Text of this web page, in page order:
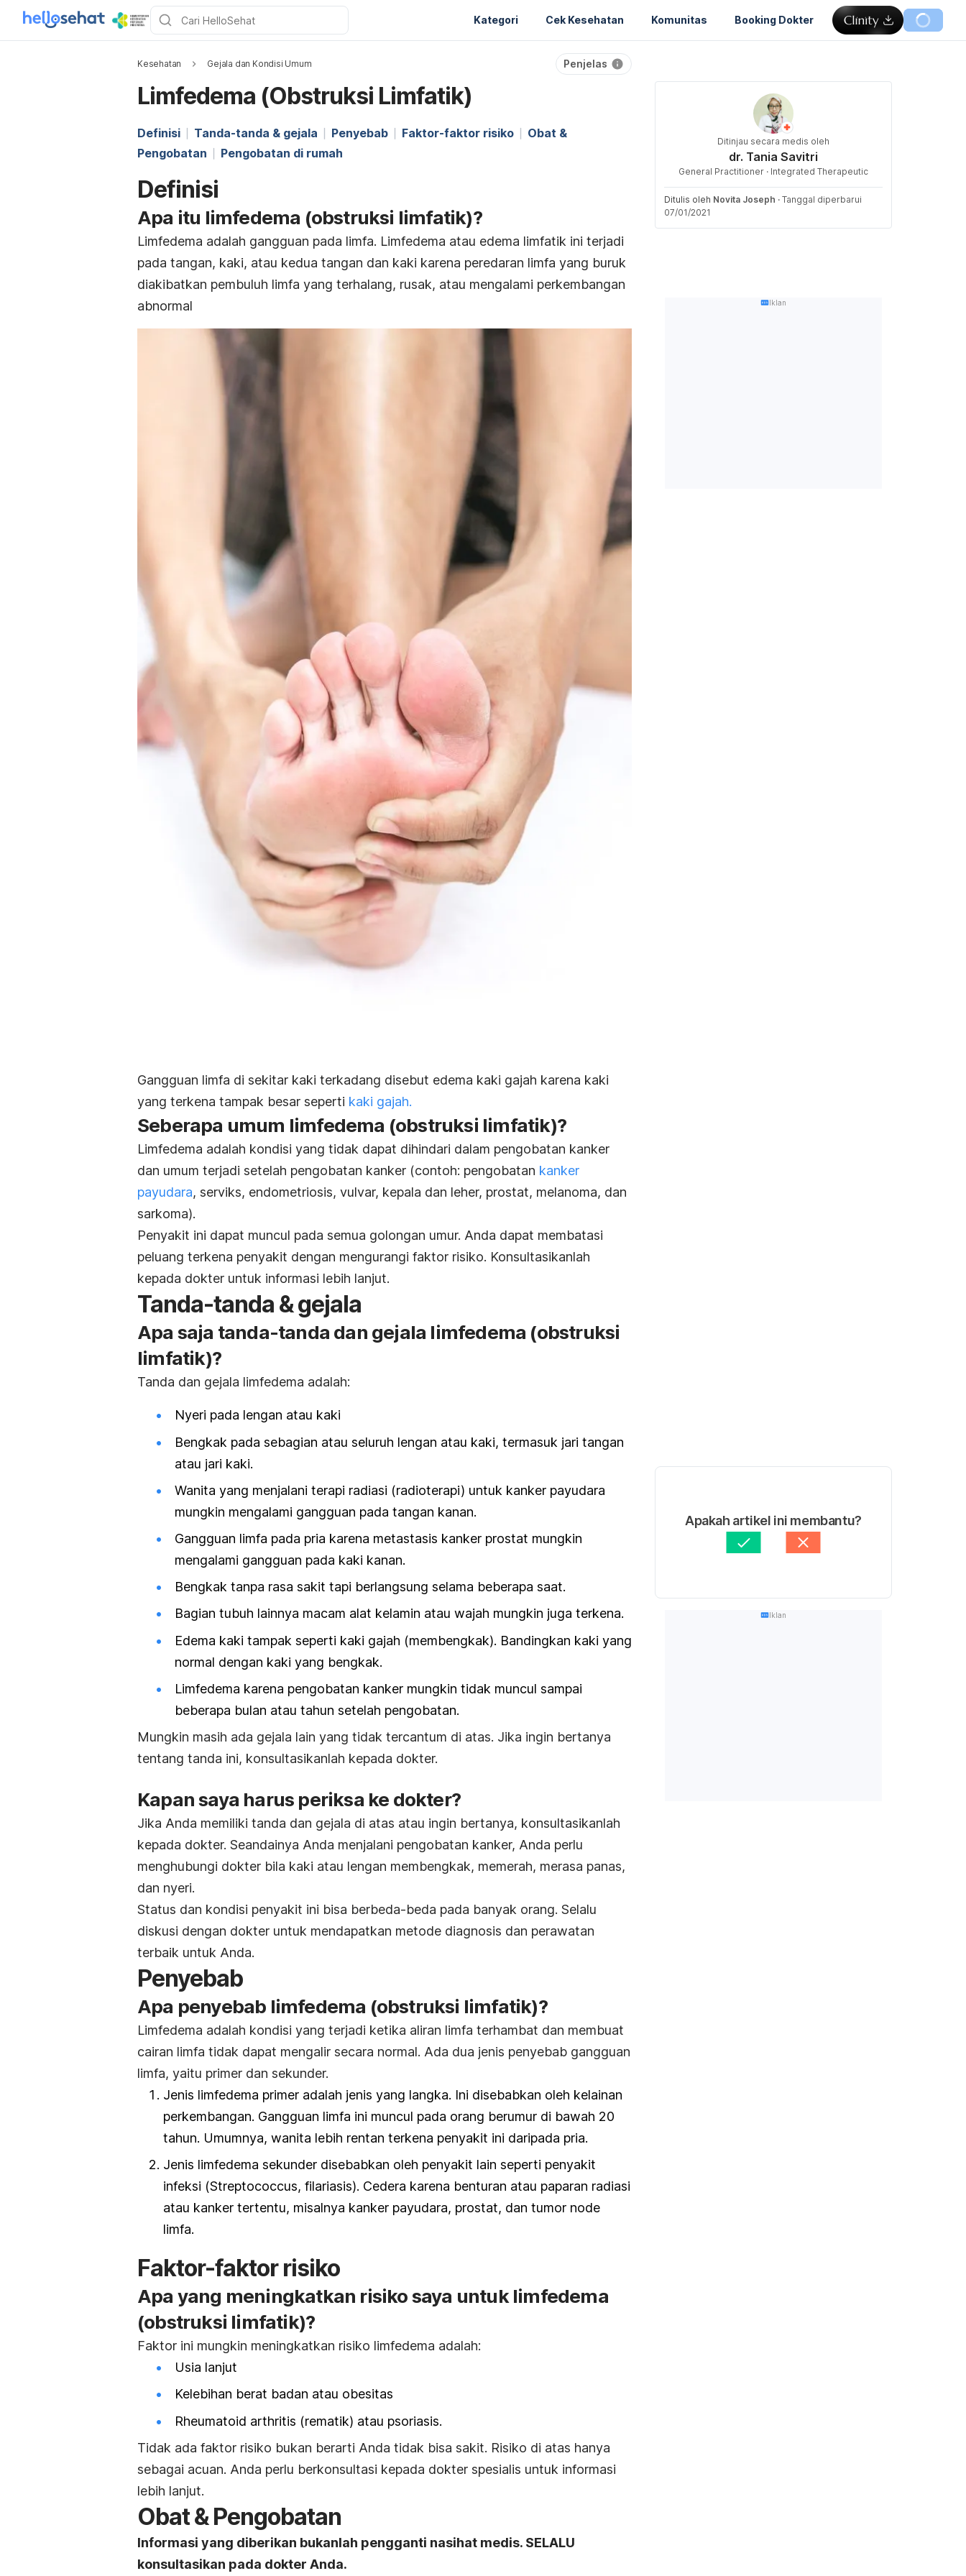
Kategori Cek Kesehatan Komunitas Booking Dokter
Kesehatan Gejala dan Kondisi Umum Penjelas
Limfedema (Obstruksi Limfatik)
Definisi Tanda-tanda & gejala Penyebab Faktor-faktor risiko
Obat &
Pengobatan
Pengobatan di rumah
Definisi
Apa itu limfedema (obstruksi limfatik)?
Limfedema adalah gangguan pada limfa. Limfedema atau edema limfatik ini terjadi
pada tangan, kaki, atau kedua tangan dan kaki karena peredaran limfa yang buruk
diakibatkan pembuluh limfa yang terhalang, rusak, atau mengalami perkembangan
abnormal
Gangguan limfa di sekitar kaki terkadang disebut edema kaki gajah karena kaki
yang terkena tampak besar seperti kaki gajah.
Seberapa umum limfedema (obstruksi limfatik)?
Limfedema adalah kondisi yang tidak dapat dihindari dalam pengobatan kanker
dan umum terjadi setelah pengobatan kanker (contoh: pengobatan kanker
payudara, serviks, endometriosis, vulvar, kepala dan leher, prostat, melanoma, dan
sarkoma).
Penyakit ini dapat muncul pada semua golongan umur. Anda dapat membatasi
peluang terkena penyakit dengan mengurangi faktor risiko. Konsultasikanlah
kepada dokter untuk informasi lebih lanjut.
Tanda-tanda & gejala
Apa saja tanda-tanda dan gejala limfedema (obstruksi
limfatik)?
Tanda dan gejala limfedema adalah:
Nyeri pada lengan atau kaki
Bengkak pada sebagian atau seluruh lengan atau kaki, termasuk jari tangan
atau jari kaki.
Wanita yang menjalani terapi radiasi (radioterapi) untuk kanker payudara
mungkin mengalami gangguan pada tangan kanan.
Gangguan limfa pada pria karena metastasis kanker prostat mungkin
mengalami gangguan pada kaki kanan.
Bengkak tanpa rasa sakit tapi berlangsung selama beberapa saat.
Bagian tubuh lainnya macam alat kelamin atau wajah mungkin juga terkena.
Edema kaki tampak seperti kaki gajah (membengkak). Bandingkan kaki yang
normal dengan kaki yang bengkak.
Limfedema karena pengobatan kanker mungkin tidak muncul sampai
beberapa bulan atau tahun setelah pengobatan.
Mungkin masih ada gejala lain yang tidak tercantum di atas. Jika ingin bertanya
tentang tanda ini, konsultasikanlah kepada dokter.
Kapan saya harus periksa ke dokter?
Jika Anda memiliki tanda dan gejala di atas atau ingin bertanya, konsultasikanlah
kepada dokter. Seandainya Anda menjalani pengobatan kanker, Anda perlu
menghubungi dokter bila kaki atau lengan membengkak, memerah, merasa panas,
dan nyeri.
Status dan kondisi penyakit ini bisa berbeda-beda pada banyak orang. Selalu
diskusi dengan dokter untuk mendapatkan metode diagnosis dan perawatan
terbaik untuk Anda.
Penyebab
Apa penyebab limfedema (obstruksi limfatik)?
Limfedema adalah kondisi yang terjadi ketika aliran limfa terhambat dan membuat
cairan limfa tidak dapat mengalir secara normal. Ada dua jenis penyebab gangguan
limfa, yaitu primer dan sekunder.
Jenis limfedema primer adalah jenis yang langka. Ini disebabkan oleh kelainan
perkembangan. Gangguan limfa ini muncul pada orang berumur di bawah 20
tahun. Umumnya, wanita lebih rentan terkena penyakit ini daripada pria.
Jenis limfedema sekunder disebabkan oleh penyakit lain seperti penyakit
infeksi (Streptococcus, filariasis). Cedera karena benturan atau paparan radiasi
atau kanker tertentu, misalnya kanker payudara, prostat, dan tumor node
limfa.
Faktor-faktor risiko
Apa yang meningkatkan risiko saya untuk limfedema
(obstruksi limfatik)?
Faktor ini mungkin meningkatkan risiko limfedema adalah:
Usia lanjut
Kelebihan berat badan atau obesitas
Rheumatoid arthritis (rematik) atau psoriasis.
Tidak ada faktor risiko bukan berarti Anda tidak bisa sakit. Risiko di atas hanya
sebagai acuan. Anda perlu berkonsultasi kepada dokter spesialis untuk informasi
lebih lanjut.
Obat & Pengobatan
Informasi yang diberikan bukanlah pengganti nasihat medis. SELALU
konsultasikan pada dokter Anda.
Ditinjau secara medis oleh
dr. Tania Savitri
General Practitioner · Integrated Therapeutic
Ditulis oleh Novita Joseph · Tanggal diperbarui
07/01/2021
Iklan
Apakah artikel ini membantu?
Iklan